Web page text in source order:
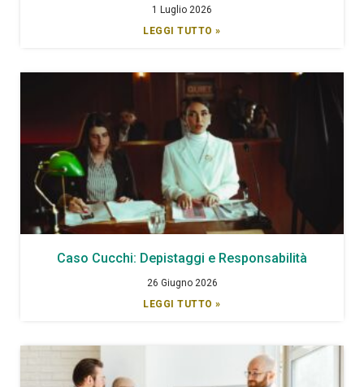
1 Luglio 2026
LEGGI TUTTO »
Caso Cucchi: Depistaggi e Responsabilità
26 Giugno 2026
LEGGI TUTTO »